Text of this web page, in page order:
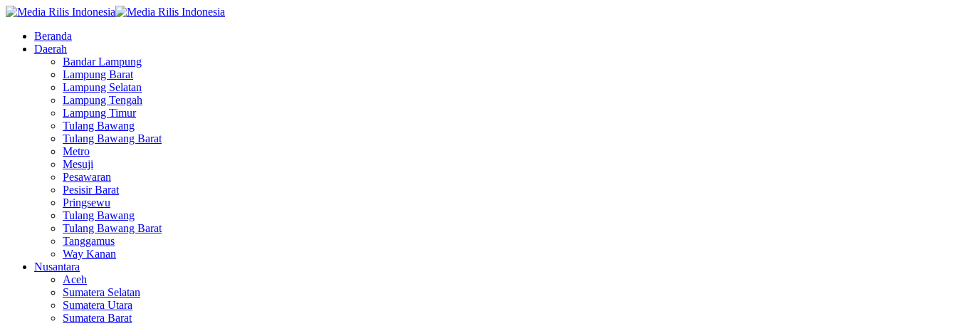
Beranda
Daerah
Bandar Lampung
Lampung Barat
Lampung Selatan
Lampung Tengah
Lampung Timur
Tulang Bawang
Tulang Bawang Barat
Metro
Mesuji
Pesawaran
Pesisir Barat
Pringsewu
Tulang Bawang
Tulang Bawang Barat
Tanggamus
Way Kanan
Nusantara
Aceh
Sumatera Selatan
Sumatera Utara
Sumatera Barat